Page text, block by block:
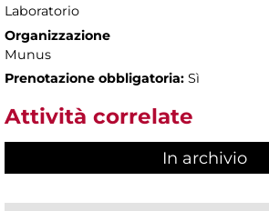
Laboratorio
Organizzazione
Munus
Prenotazione obbligatoria: Sì
Attività correlate
In archivio